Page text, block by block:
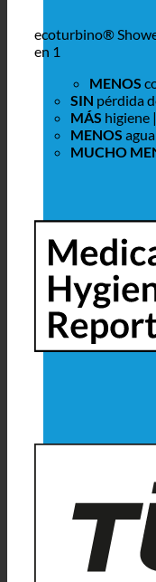
ecoturbino®
en 1
MENOS
SIN pérdida
MÁS higiene
MENOS agua
MUCHO